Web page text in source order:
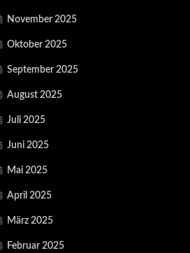
November 2025
Oktober 2025
September 2025
August 2025
Juli 2025
Juni 2025
Mai 2025
April 2025
März 2025
Februar 2025